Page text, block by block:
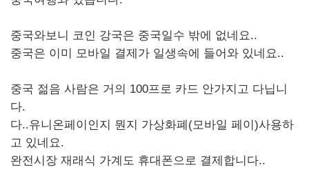
중국와보니 코인 강국은 중국일수 밖에 없네요..
중국은 이미 모바일 결제가 일생속에 들어와 있네요..
중국 젊음 사람은 거의 100프로 카드 안가지고 다닙니
다.
다..유니온페이인지 뭔지 가상화폐(모바일 페이)사용하
고 있네요.
완전시장 재래식 가계도 휴대폰으로 결제합니다..